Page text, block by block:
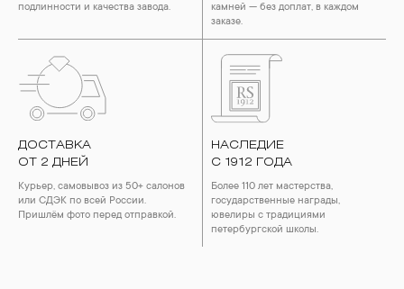
подлинности и качества завода.
камней — без доплат, в каждом
заказе.
ДОСТАВКА
ОТ 2 ДНЕЙ
Курьер, самовывоз из 50+ салонов
или СДЭК по всей России.
Пришлём фото перед отправкой.
НАСЛЕДИЕ
С 1912 ГОДА
Более 110 лет мастерства,
государственные награды,
ювелиры с традициями
петербургской школы.